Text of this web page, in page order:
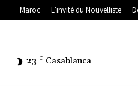
Maroc L’invité du Nouvelliste
23 C Casablanca